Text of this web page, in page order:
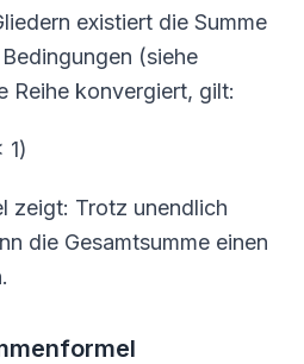
existiert die Summe
(siehe
Reihe konvergiert, gilt:
1)
zeigt: Trotz unendlich
die Gesamtsumme einen